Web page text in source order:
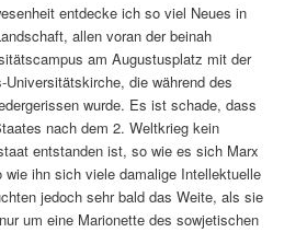
entdecke ich so viel Neues in
allen voran der beinah
am Augustusplatz mit der
die während des
wurde. Es ist schade, dass
nach dem 2. Weltkrieg kein
entstanden ist, so wie es sich Marx
ihn sich viele damalige Intellektuelle
jedoch sehr bald das Weite, als sie
um eine Marionette des sowjetischen